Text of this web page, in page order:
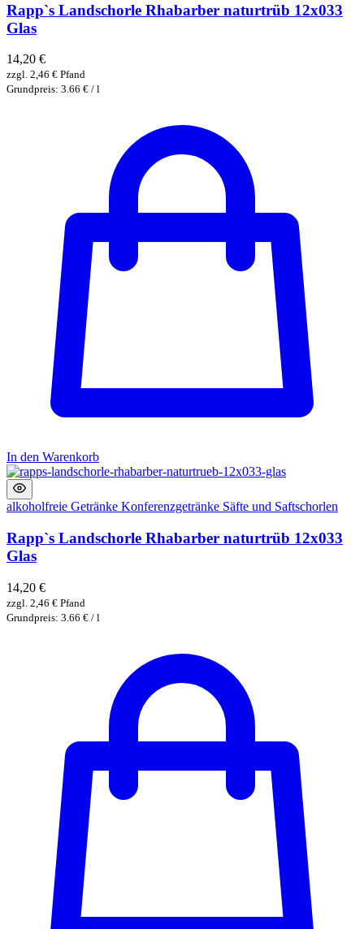
Rapp`s Landschorle Rhabarber naturtrüb 12x033
Glas
14,20 €
zzgl. 2,46 € Pfand
Grundpreis: 3.66 € / l
In den Warenkorb
alkoholfreie Getränke Konferenzgetränke Säfte und Saftschorlen
Rapp`s Landschorle Rhabarber naturtrüb 12x033
Glas
14,20 €
zzgl. 2,46 € Pfand
Grundpreis: 3.66 € / l